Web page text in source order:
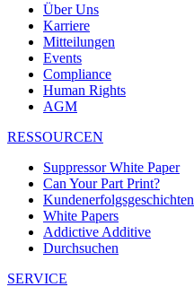
Über Uns
Karriere
Mitteilungen
Events
Compliance
Human Rights
AGM
RESSOURCEN
Suppressor White Paper
Can Your Part Print?
Kundenerfolgsgeschichten
White Papers
Addictive Additive
Durchsuchen
SERVICE